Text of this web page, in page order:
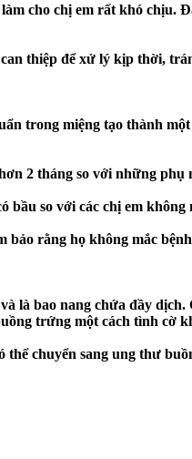
cho chị em rất khó chịu.
thiệp để xử lý kịp thời,
trong miệng tạo thành
2 tháng so với những phụ
so với các chị em không
rằng họ không mắc
bao nang chứa đầy
trứng một cách tình cờ
chuyển sang ung thư